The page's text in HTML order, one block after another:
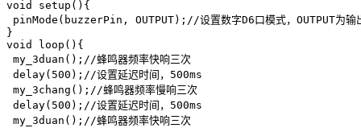
void setup(){
pinMode(buzzerPin, OUTPUT);//设置数字D6口模式，OUTPUT为输
}
void loop(){
my_3duan();//蜂鸣器频率快响三次
delay(500);//设置延迟时间，500ms
my_3chang();//蜂鸣器频率慢响三次
delay(500);//设置延迟时间，500ms
my_3duan();//蜂鸣器频率快响三次